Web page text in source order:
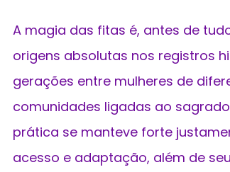
A magia das fitas é, antes de
origens absolutas nos registros
gerações entre mulheres de
comunidades ligadas ao
prática se manteve forte
acesso e adaptação, além de